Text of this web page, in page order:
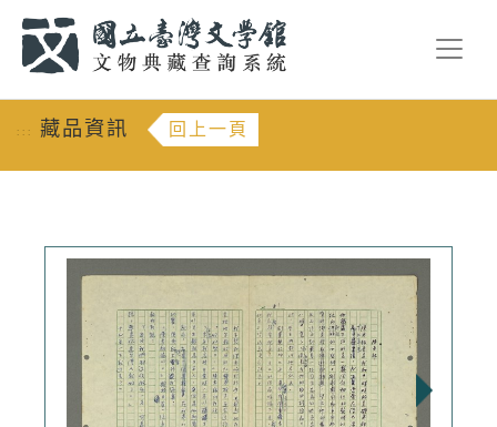
::: 藏品資訊 回上一頁